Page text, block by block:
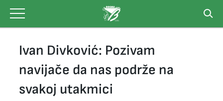
content
Ivan Divković: Pozivam
navijače da nas podrže na
svakoj utakmici